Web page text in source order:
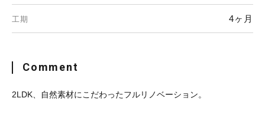
工期 4ヶ月
Comment
2LDK、自然素材にこだわったフルリノベーション。